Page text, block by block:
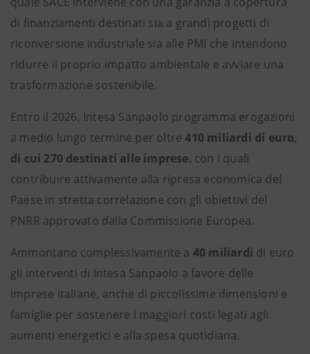
di finanziamenti destinati sia a grandi progetti di
riconversione industriale sia alle PMI che intendono
ridurre il proprio impatto ambientale e avviare una
trasformazione sostenibile.
Entro il 2026, Intesa Sanpaolo programma erogazioni
a medio lungo termine per oltre410 miliardi di euro,
di cui 270 destinati alle imprese, con i quali
contribuire attivamente alla ripresa economica del
Paese in stretta correlazione con gli obiettivi del
PNRR approvato dalla Commissione Europea.
Ammontano complessivamente a 40 miliardi di euro
gli interventi di Intesa Sanpaolo a favore delle
imprese italiane, anche di piccolissime dimensioni e
famiglie per sostenere i maggiori costi legati agli
aumenti energetici e alla spesa quotidiana.